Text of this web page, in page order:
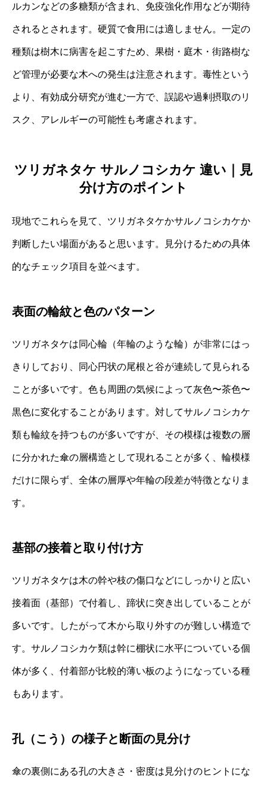
ルカンなどの多糖類が含まれ、免疫強化作用などが期待
されるとされます。硬質で食用には適しません。一定の
種類は樹木に病害を起こすため、果樹・庭木・街路樹な
ど管理が必要な木への発生は注意されます。毒性という
より、有効成分研究が進む一方で、誤認や過剰摂取のリ
スク、アレルギーの可能性も考慮されます。
ツリガネタケ サルノコシカケ 違い｜見
分け方のポイント
現地でこれらを見て、ツリガネタケかサルノコシカケか
判断したい場面があると思います。見分けるための具体
的なチェック項目を並べます。
表面の輪紋と色のパターン
ツリガネタケは同心輪（年輪のような輪）が非常にはっ
きりしており、同心円状の尾根と谷が連続して見られる
ことが多いです。色も周囲の気候によって灰色〜茶色〜
黒色に変化することがあります。対してサルノコシカケ
類も輪紋を持つものが多いですが、その模様は複数の層
に分かれた傘の層構造として現れることが多く、輪模様
だけに限らず、全体の層厚や年輪の段差が特徴となりま
す。
基部の接着と取り付け方
ツリガネタケは木の幹や枝の傷口などにしっかりと広い
接着面（基部）で付着し、蹄状に突き出していることが
多いです。したがって木から取り外すのが難しい構造で
す。サルノコシカケ類は幹に棚状に水平についている個
体が多く、付着部が比較的薄い板のようになっている種
もあります。
孔（こう）の様子と断面の見分け
傘の裏側にある孔の大きさ・密度は見分けのヒントにな